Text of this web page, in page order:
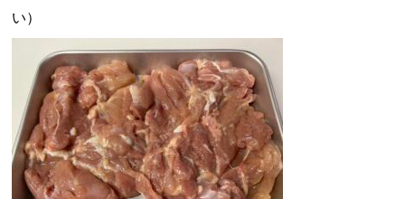
い）